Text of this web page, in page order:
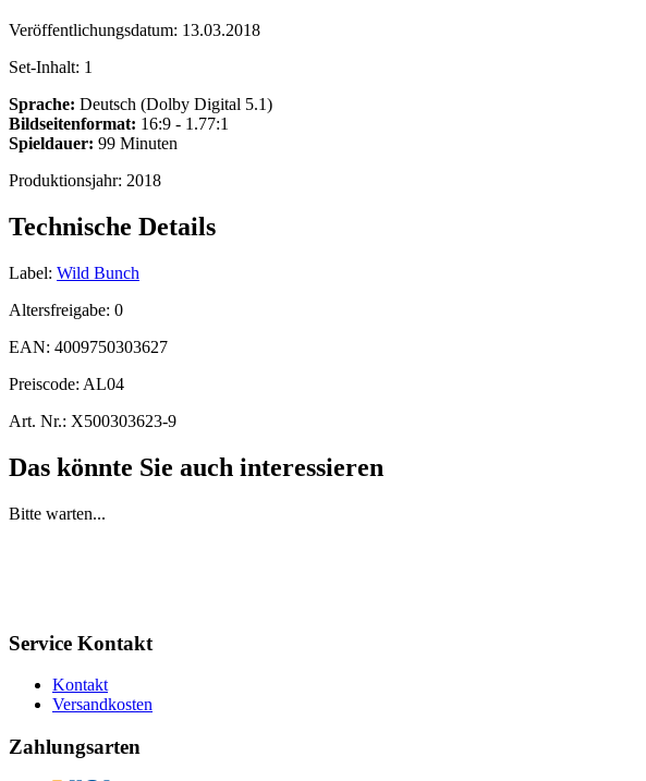
Veröffentlichungsdatum: 13.03.2018
Set-Inhalt: 1
Sprache: Deutsch (Dolby Digital 5.1)
Bildseitenformat: 16:9 - 1.77:1
Spieldauer: 99 Minuten
Produktionsjahr: 2018
Technische Details
Label: Wild Bunch
Altersfreigabe: 0
EAN: 4009750303627
Preiscode: AL04
Art. Nr.: X500303623-9
Das könnte Sie auch interessieren
Bitte warten...
Service Kontakt
Kontakt
Versandkosten
Zahlungsarten